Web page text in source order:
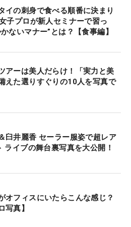
イの刺身で食べる順番に決まり
子プロが新人セミナーで習っ
ないマナー”とは？【食事編】
アーは美人だらけ！「実力と美
えた選りすぐりの10人を写真で
臼井麗香 セーラー服姿で超レア
ライブの舞台裏写真を大公開！
オフィスにいたらこんな感じ？
写真】